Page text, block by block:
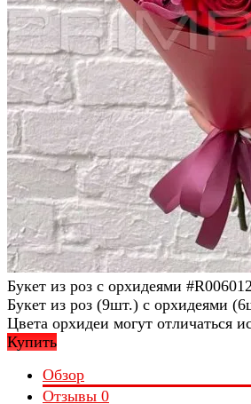
Букет из роз с орхидеями #R006012
Букет из роз (9шт.) с орхидеями
Цвета орхидеи могут отличаться
Купить
Обзор
Отзывы 0